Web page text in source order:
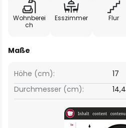
Wohnberei
ch
Esszimmer Flur
Maße
Höhe (cm):
17
Durchmesser (cm):
14,4